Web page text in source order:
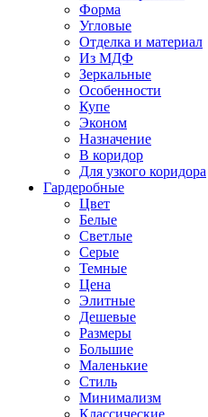
Форма
Угловые
Отделка и материал
Из МДФ
Зеркальные
Особенности
Купе
Эконом
Назначение
В коридор
Для узкого коридора
Гардеробные
Цвет
Белые
Светлые
Серые
Темные
Цена
Элитные
Дешевые
Размеры
Большие
Маленькие
Стиль
Минимализм
Классические